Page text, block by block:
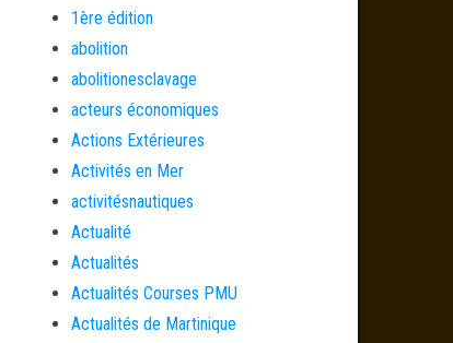
1ère édition
abolition
abolitionesclavage
acteurs économiques
Actions Extérieures
Activités en Mer
activitésnautiques
Actualité
Actualités
Actualités Courses PMU
Actualités de Martinique